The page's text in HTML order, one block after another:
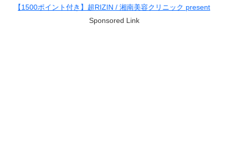
ント付き】超RIZIN / 湘南美容クリニック presents RIZIN.38
Sponsored Link